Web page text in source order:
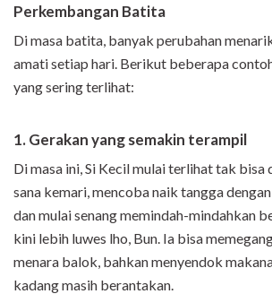
Perkembangan Batita
Di masa batita, banyak perubahan
amati setiap hari. Berikut beberapa
yang sering terlihat:
1. Gerakan yang semakin terampil
Di masa ini, Si Kecil mulai terlihat tak bisa
sana kemari, mencoba naik tangga
dan mulai senang memindah-mindahkan
kini lebih luwes lho, Bun. Ia bisa
menara balok, bahkan menyendok
kadang masih berantakan.